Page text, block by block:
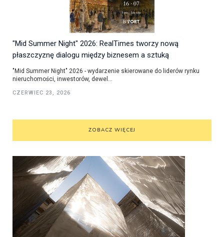
"Mid Summer Night" 2026: RealTimes tworzy nową
płaszczyznę dialogu między biznesem a sztuką
"Mid Summer Night" 2026 - wydarzenie skierowane do liderów rynku
nieruchomości, inwestorów, dewel...
CZERWIEC 23, 2026
ZOBACZ WIĘCEJ